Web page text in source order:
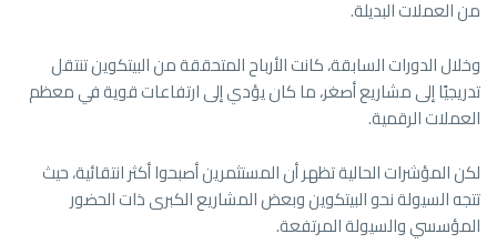
من العملات البديلة.
وخلال الدورات السابقة، كانت الأرباح المتحققة من البيتكوين تنتقل
تدريجيًا إلى مشاريع أصغر، ما كان يؤدي إلى ارتفاعات قوية في معظم
العملات الرقمية.
لكن المؤشرات الحالية تظهر أن المستثمرين أصبحوا أكثر انتقائية، حيث
تتجه السيولة نحو البيتكوين وبعض المشاريع الكبرى ذات الحضور
المؤسسي والسيولة المرتفعة.